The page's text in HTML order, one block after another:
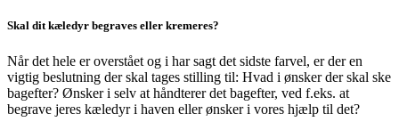
Skal dit kæledyr begraves eller kremeres?
Når det hele er overstået og i har sagt det sidste farvel, er der en
vigtig beslutning der skal tages stilling til: Hvad i ønsker der skal ske
bagefter? Ønsker i selv at håndterer det bagefter, ved f.eks. at
begrave jeres kæledyr i haven eller ønsker i vores hjælp til det?